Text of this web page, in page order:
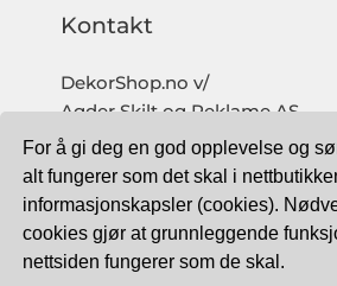
For å gi deg en god opplevelse og
alt fungerer som det skal i
informasjonskapsler (cookies).
cookies gjør at grunnleggende
nettsiden fungerer som de skal.
Kontakt
DekorShop.no v/
Agder Skilt og Reklame AS
Org. nr: 997 633 016 MVA
salg@dekorshop.no
Tlf: 959 32 123
09.00 - 16.00